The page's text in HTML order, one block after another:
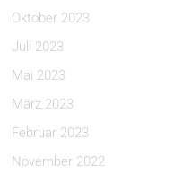
Oktober 2023
Juli 2023
Mai 2023
März 2023
Februar 2023
November 2022